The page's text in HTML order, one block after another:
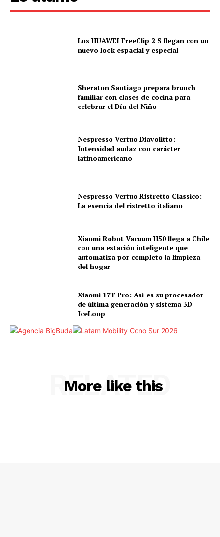
Los HUAWEI FreeClip 2 S llegan con un
nuevo look espacial y especial
Sheraton Santiago prepara brunch
familiar con clases de cocina para
celebrar el Día del Niño
Nespresso Vertuo Diavolitto:
Intensidad audaz con carácter
latinoamericano
Nespresso Vertuo Ristretto Classico:
La esencia del ristretto italiano
Xiaomi Robot Vacuum H50 llega a Chile
con una estación inteligente que
automatiza por completo la limpieza
del hogar
Xiaomi 17T Pro: Así es su procesador
de última generación y sistema 3D
IceLoop
More like this
RELATED